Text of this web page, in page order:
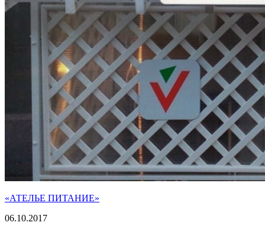
«АТЕЛЬЕ ПИТАНИЕ»
06.10.2017